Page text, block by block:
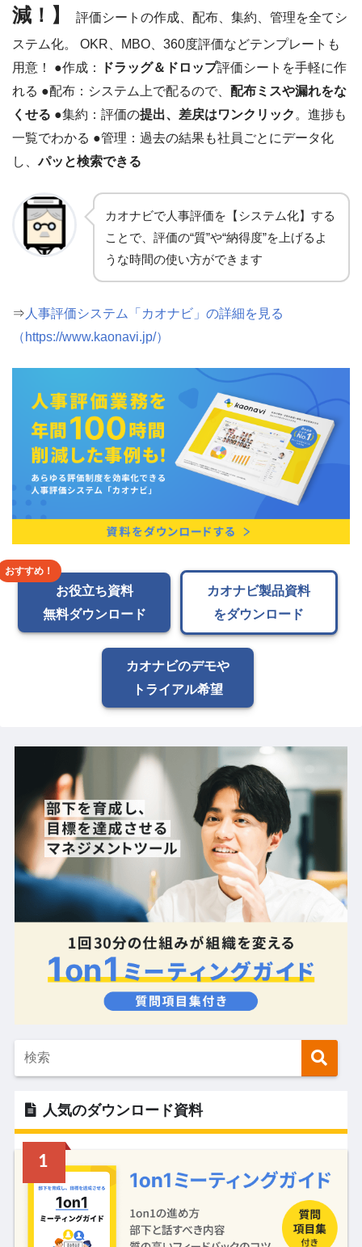
減！】
評価シートの作成、配布、集約、管理を全てシ
ステム化。 OKR、MBO、360度評価などテンプレートも
用意！ ●作成：
ドラッグ＆ドロップ評価シートを手軽に作
れる ●配布：システム上で配るので、 配布ミスや漏れをな
くせる ●集約：評価の提出、差戻はワンクリック 。進捗も
一覧でわかる ●管理：過去の結果も社員ごとにデータ化
し、パッと検索できる
カオナビで人事評価を【システム化】する
ことで、評価の“質”や“納得度”を上げるよ
うな時間の使い方ができます
⇒ 人事評価システム「カオナビ」の詳細を見る
（https://www.kaonavi.jp/）
お役立ち資料
無料ダウンロード
カオナビ製品資料
をダウンロード
カオナビのデモや
トライアル希望
人気のダウンロード資料